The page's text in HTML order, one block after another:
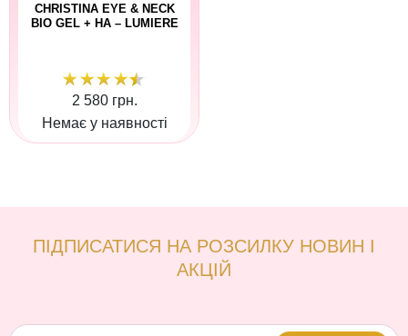
CHRISTINA EYE & NECK
BIO GEL + HA – LUMIERE
2 580 грн.
Немає у наявності
ПІДПИСАТИСЯ НА РОЗСИЛКУ НОВИН І
АКЦІЙ